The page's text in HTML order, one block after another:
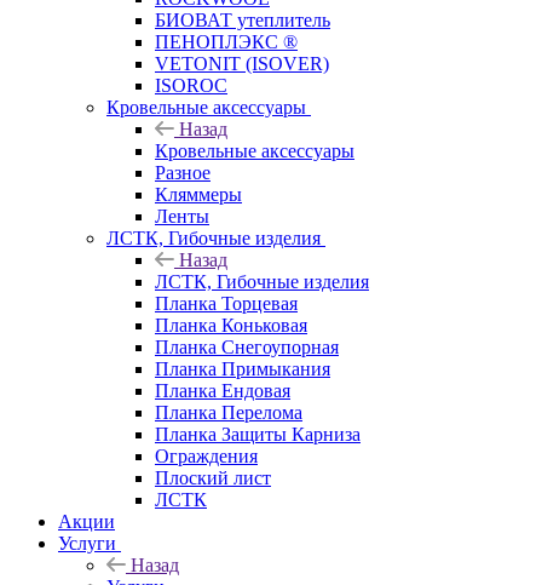
БИОВАТ утеплитель
ПЕНОПЛЭКС ®
VETONIT (ISOVER)
ISOROC
Кровельные аксессуары
Назад
Кровельные аксессуары
Разное
Кляммеры
Ленты
ЛСТК, Гибочные изделия
Назад
ЛСТК, Гибочные изделия
Планка Торцевая
Планка Коньковая
Планка Снегоупорная
Планка Примыкания
Планка Ендовая
Планка Перелома
Планка Защиты Карниза
Ограждения
Плоский лист
ЛСТК
Акции
Услуги
Назад